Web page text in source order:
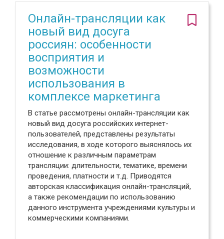
Онлайн-трансляции как
новый вид досуга
россиян: особенности
восприятия и
возможности
использования в
комплексе маркетинга
В статье рассмотрены онлайн-трансляции как
новый вид досуга российских интернет-
пользователей, представлены результаты
исследования, в ходе которого выяснялось их
отношение к различным параметрам
трансляции: длительности, тематике, времени
проведения, платности и т.д. Приводятся
авторская классификация онлайн-трансляций,
а также рекомендации по использованию
данного инструмента учреждениями культуры и
коммерческими компаниями.